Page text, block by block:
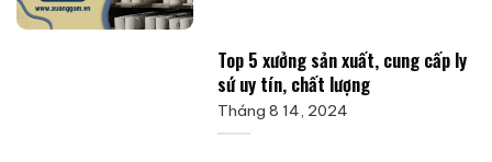
Top 5 xưởng sản xuất, cung cấp ly
sứ uy tín, chất lượng
Tháng 8 14, 2024